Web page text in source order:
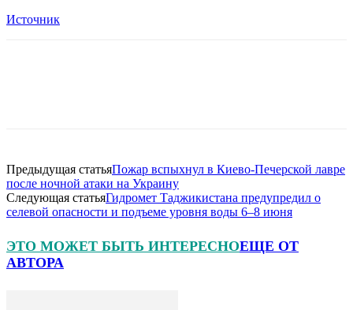
Источник
Предыдущая статьяПожар вспыхнул в Киево-Печерской лавре
после ночной атаки на Украину
Следующая статьяГидромет Таджикистана предупредил о
селевой опасности и подъеме уровня воды 6–8 июня
ЭТО МОЖЕТ БЫТЬ ИНТЕРЕСНОЕЩЕ ОТ
АВТОРА